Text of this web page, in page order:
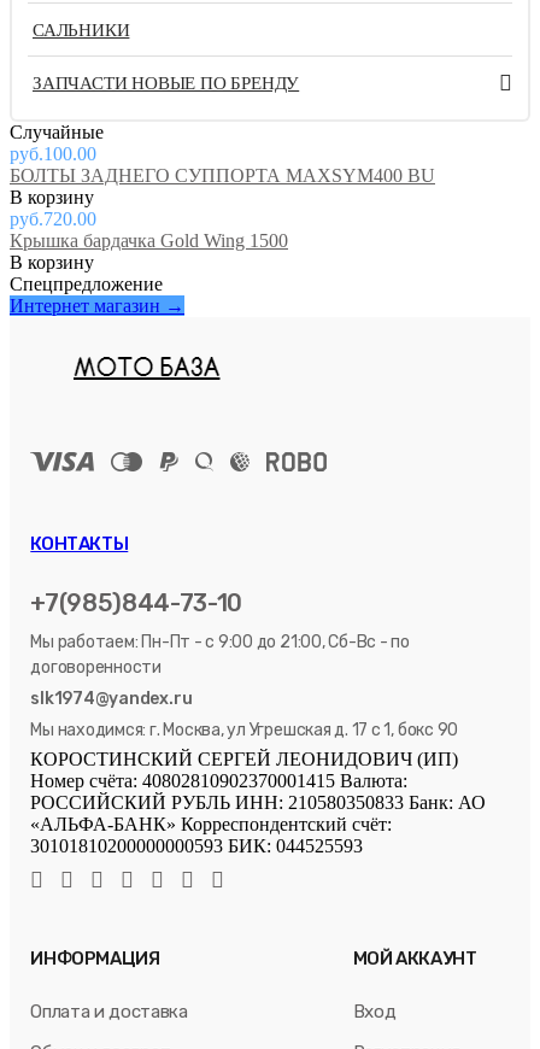
САЛЬНИКИ
ЗАПЧАСТИ НОВЫЕ ПО БРЕНДУ
Случайные
руб.100.00
БОЛТЫ ЗАДНЕГО СУППОРТА MAXSYM400 BU
руб.720.00
Крышка бардачка Gold Wing 1500
Спецпредложение
Интернет магазин →
КОНТАКТЫ
+7(985)844-73-10
Мы работаем: Пн-Пт - с 9:00 до 21:00, Сб-Вс - по
договоренности
slk1974@yandex.ru
Мы находимся: г. Москва, ул Угрешская д. 17 с 1, бокс 90
КОРОСТИНСКИЙ СЕРГЕЙ ЛЕОНИДОВИЧ (ИП)
Номер счёта: 40802810902370001415 Валюта:
РОССИЙСКИЙ РУБЛЬ ИНН: 210580350833 Банк: АО
«АЛЬФА-БАНК» Корреспондентский счёт:
30101810200000000593 БИК: 044525593
ИНФОРМАЦИЯ
Оплата и доставка
МОЙ АККАУНТ
Вход